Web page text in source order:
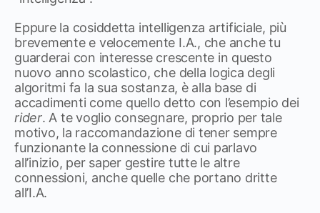
Eppure la cosiddetta intelligenza artificiale, più
brevemente e velocemente I.A., che anche tu
guarderai con interesse crescente in questo
nuovo anno scolastico, che della logica degli
algoritmi fa la sua sostanza, è alla base di
accadimenti come quello detto con l’esempio dei
rider. A te voglio consegnare, proprio per tale
motivo, la raccomandazione di tener sempre
funzionante la connessione di cui parlavo
all’inizio, per saper gestire tutte le altre
connessioni, anche quelle che portano dritte
all’I.A.